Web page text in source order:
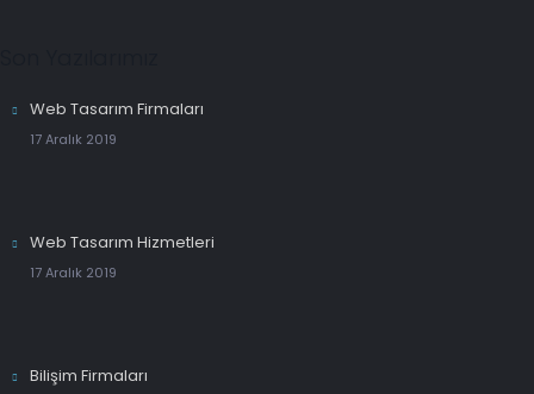
Web Tasarım Firmaları
17 Aralık 2019
Web Tasarım Hizmetleri
17 Aralık 2019
Bilişim Firmaları